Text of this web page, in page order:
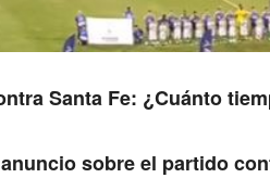
Santa Fe: ¿Cuánto
sobre el partido